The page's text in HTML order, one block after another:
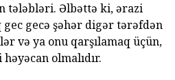
tələbləri. Əlbəttə ki, ərazi
gec gecə şəhər digər tərəfdən
və ya onu qarşılamaq üçün,
olmalıdır.